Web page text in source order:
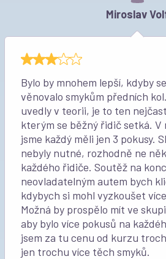
Miroslav
Bylo by mnohem lepší, kdyby
věnovalo smykům předních
uvedly v teorii, je to ten
kterým se běžný řidič setká. V
jsme každý měli jen 3 pokusy.
nebyly nutné, rozhodně ne
každého řidiče. Soutěž na
neovladatelným autem bych
kdybych si mohl vyzkoušet
Možná by prospělo mít ve
aby bylo více pokusů na
jsem za tu cenu od kurzu
jen trochu více těch smyků.